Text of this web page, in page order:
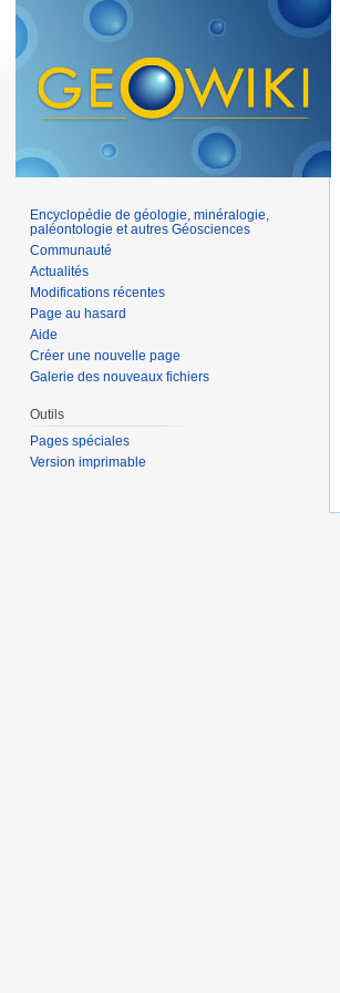
Encyclopédie de géologie, minéralogie,
paléontologie et autres Géosciences
Communauté
Actualités
Modifications récentes
Page au hasard
Aide
Créer une nouvelle page
Galerie des nouveaux fichiers
Outils
Pages spéciales
Version imprimable